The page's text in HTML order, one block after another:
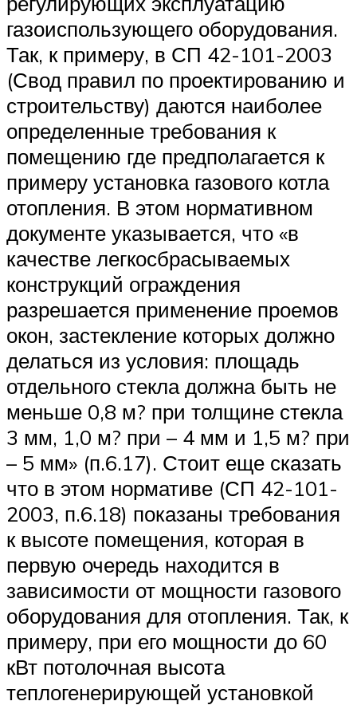
газоиспользующего оборудования.
Так, к примеру, в СП 42-101-2003
(Свод правил по проектированию и
строительству) даются наиболее
определенные требования к
помещению где предполагается к
примеру установка газового котла
отопления. В этом нормативном
документе указывается, что «в
качестве легкосбрасываемых
конструкций ограждения
разрешается применение проемов
окон, застекление которых должно
делаться из условия: площадь
отдельного стекла должна быть не
меньше 0,8 м? при толщине стекла
3 мм, 1,0 м? при – 4 мм и 1,5 м? при
– 5 мм» (п.6.17). Стоит еще сказать
что в этом нормативе (СП 42-101-
2003, п.6.18) показаны требования
к высоте помещения, которая в
первую очередь находится в
зависимости от мощности газового
оборудования для отопления. Так, к
примеру, при его мощности до 60
кВт потолочная высота
теплогенерирующей установкой